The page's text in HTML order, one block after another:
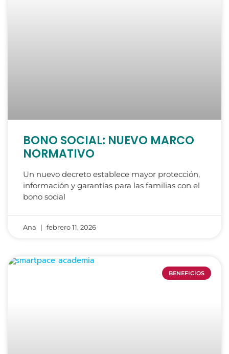
BONO SOCIAL: NUEVO MARCO
NORMATIVO
Un nuevo decreto establece mayor protección,
información y garantías para las familias con el
bono social
Ana febrero 11, 2026
BENEFICIOS